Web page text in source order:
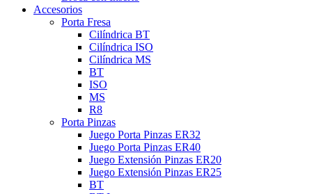
Accesorios
Porta Fresa
Cilíndrica BT
Cilíndrica ISO
Cilíndrica MS
BT
ISO
MS
R8
Porta Pinzas
Juego Porta Pinzas ER32
Juego Porta Pinzas ER40
Juego Extensión Pinzas ER20
Juego Extensión Pinzas ER25
BT